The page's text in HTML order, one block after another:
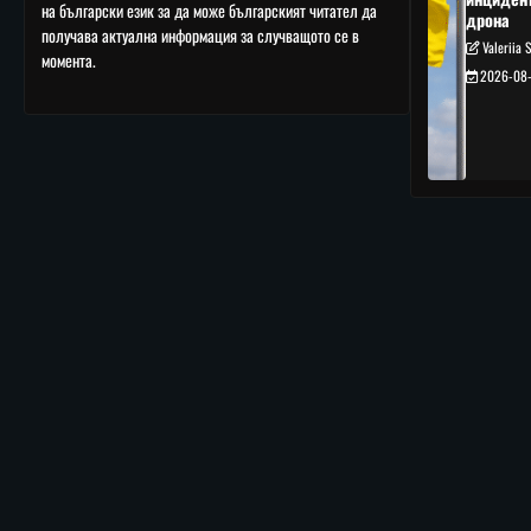
на български език за да може българският читател да
получава актуална информация за случващото се в
момента.
дрона
Valeriia
2026-